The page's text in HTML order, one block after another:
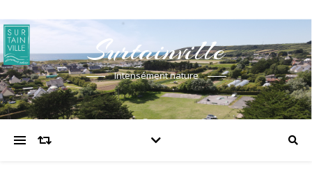
Surtainville
Intensément nature